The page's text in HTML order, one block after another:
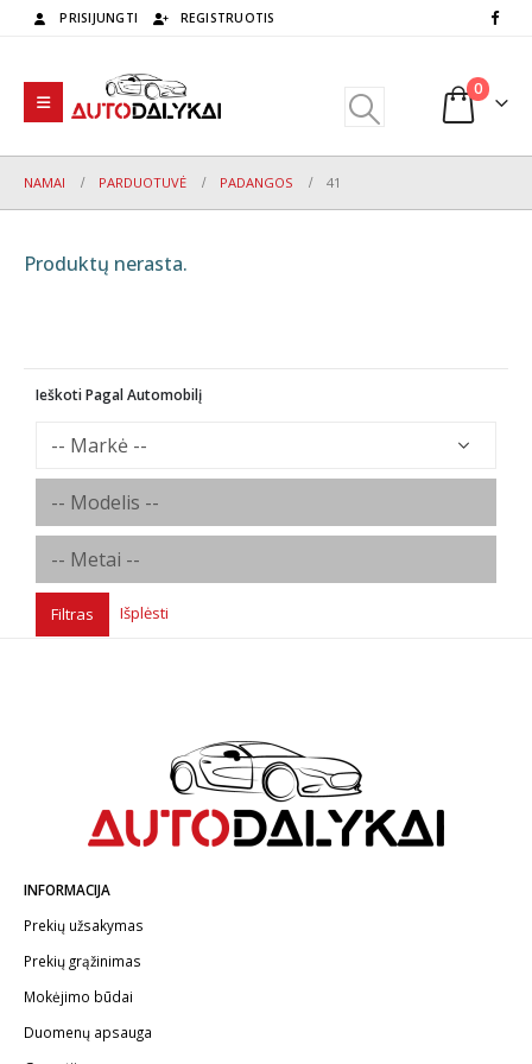
PRISIJUNGTI REGISTRUOTIS
0
NAMAI PARDUOTUVĖ PADANGOS 41
Produktų nerasta.
Ieškoti Pagal Automobilį
Filtras Išplėsti
INFORMACIJA
Prekių užsakymas
Prekių grąžinimas
Mokėjimo būdai
Duomenų apsauga